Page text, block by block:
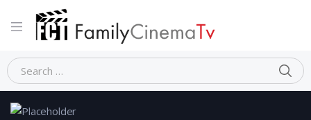
Home Person LD ENTERTAINMENT